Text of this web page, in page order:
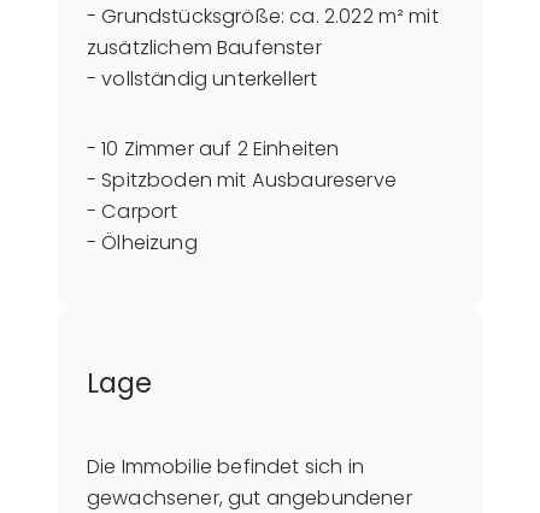
- Grundstücksgröße: ca. 2.022 m² mit
zusätzlichem Baufenster
- vollständig unterkellert
- 10 Zimmer auf 2 Einheiten
- Spitzboden mit Ausbaureserve
- Carport
- Ölheizung
Lage
Die Immobilie befindet sich in
gewachsener, gut angebundener